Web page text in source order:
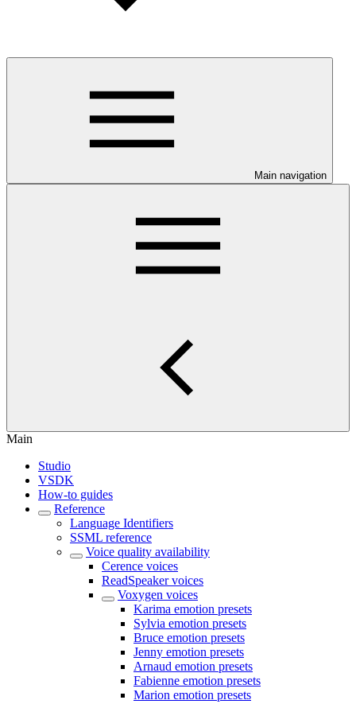
Main navigation
Main
Studio
VSDK
How-to guides
Reference
Language Identifiers
SSML reference
Voice quality availability
Cerence voices
ReadSpeaker voices
Voxygen voices
Karima emotion presets
Sylvia emotion presets
Bruce emotion presets
Jenny emotion presets
Arnaud emotion presets
Fabienne emotion presets
Marion emotion presets